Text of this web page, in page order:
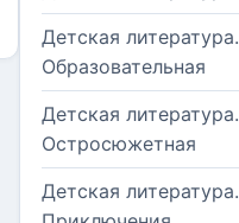
Детская литература.
Образовательная
Детская литература.
Остросюжетная
Детская литература.